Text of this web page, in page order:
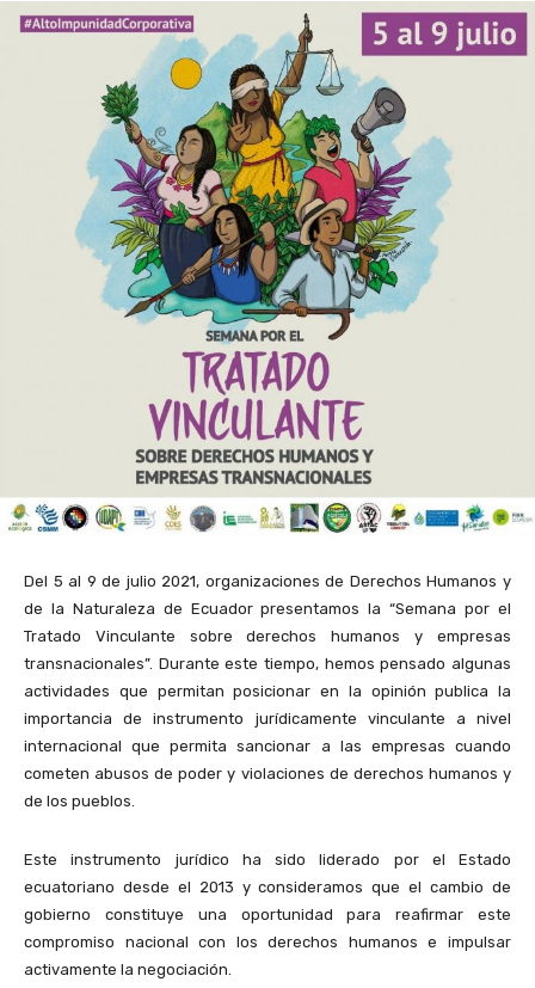
Del 5 al 9 de julio 2021, organizaciones de Derechos Humanos y
de la Naturaleza de Ecuador presentamos la “Semana por el
Tratado Vinculante sobre derechos humanos y empresas
transnacionales”. Durante este tiempo, hemos pensado algunas
actividades que permitan posicionar en la opinión publica la
importancia de instrumento jurídicamente vinculante a nivel
internacional que permita sancionar a las empresas cuando
cometen abusos de poder y violaciones de derechos humanos y
de los pueblos.
Este instrumento jurídico ha sido liderado por el Estado
ecuatoriano desde el 2013 y consideramos que el cambio de
gobierno constituye una oportunidad para reafirmar este
compromiso nacional con los derechos humanos e impulsar
activamente la negociación.